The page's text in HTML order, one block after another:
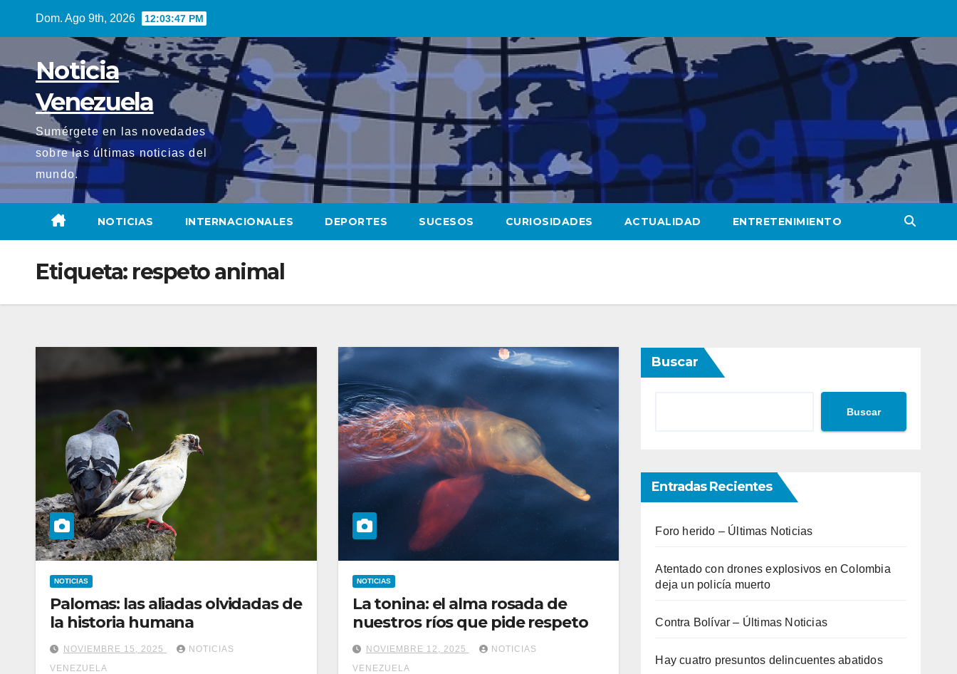
Dom. Ago 9th, 2026 12:03:48 PM
Noticia
Venezuela
Sumérgete en las novedades
sobre las últimas noticias del
mundo.
NOTICIAS INTERNACIONALES DEPORTES SUCESOS CURIOSIDADES ACTUALIDAD ENTRETENIMIENTO
Etiqueta: respeto animal
NOTICIAS
Palomas: las aliadas olvidadas de
la historia humana
NOVIEMBRE 15, 2025
NOTICIAS
VENEZUELA
NOTICIAS
La tonina: el alma rosada de
nuestros ríos que pide respeto
NOVIEMBRE 12, 2025
NOTICIAS
VENEZUELA
Buscar
Buscar
Entradas Recientes
Foro herido – Últimas Noticias
Atentado con drones explosivos en Colombia
deja un policía muerto
Contra Bolívar – Últimas Noticias
Hay cuatro presuntos delincuentes abatidos